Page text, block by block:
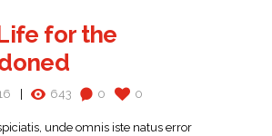
for the
643 0 0
unde omnis iste natus error